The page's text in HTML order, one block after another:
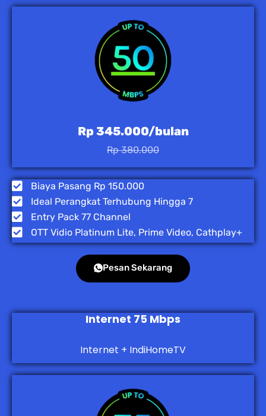
Rp 345.000/bulan
Rp 380.000
Biaya Pasang Rp 150.000
Ideal Perangkat Terhubung Hingga 7
Entry Pack 77 Channel
OTT Vidio Platinum Lite, Prime Video, Cathplay+
Pesan Sekarang
Internet 75 Mbps
Internet + IndiHomeTV